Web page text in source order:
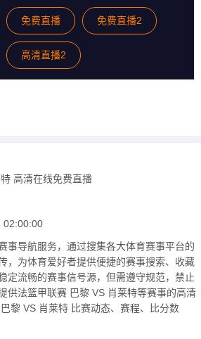
免费直播 免费直播2
高清直播2
高清在线免费直播
02:00:00
事导航服务，通过搜集各大体育赛事平台的
，为体育爱好者提供便捷的赛事搜索、收藏
定流畅的赛事信号源，但需遵守规范，禁止
供法篮甲联赛 巴黎 VS 肖莱特等赛事的高清
黎 VS 肖莱特 比赛动态、赛程、比分数